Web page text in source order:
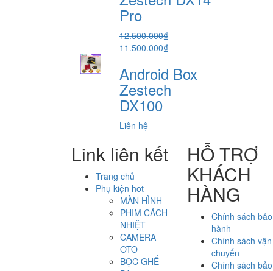
5.800.000₫.
Pro
12.500.000₫
Giá
là:
12.500.000₫.
11.500.000₫Giá
tại
là:
11.500.000₫.
Android Box
Zestech
DX100
Liên hệ
Link liên kết
Trang chủ
Phụ kiện hot
MÀN HÌNH
PHIM CÁCH
NHIỆT
CAMERA
OTO
BỌC GHẾ
HỖ TRỢ
KHÁCH
HÀNG
Chính sách bảo
hành
Chính sách vận
chuyển
Chính sách bảo